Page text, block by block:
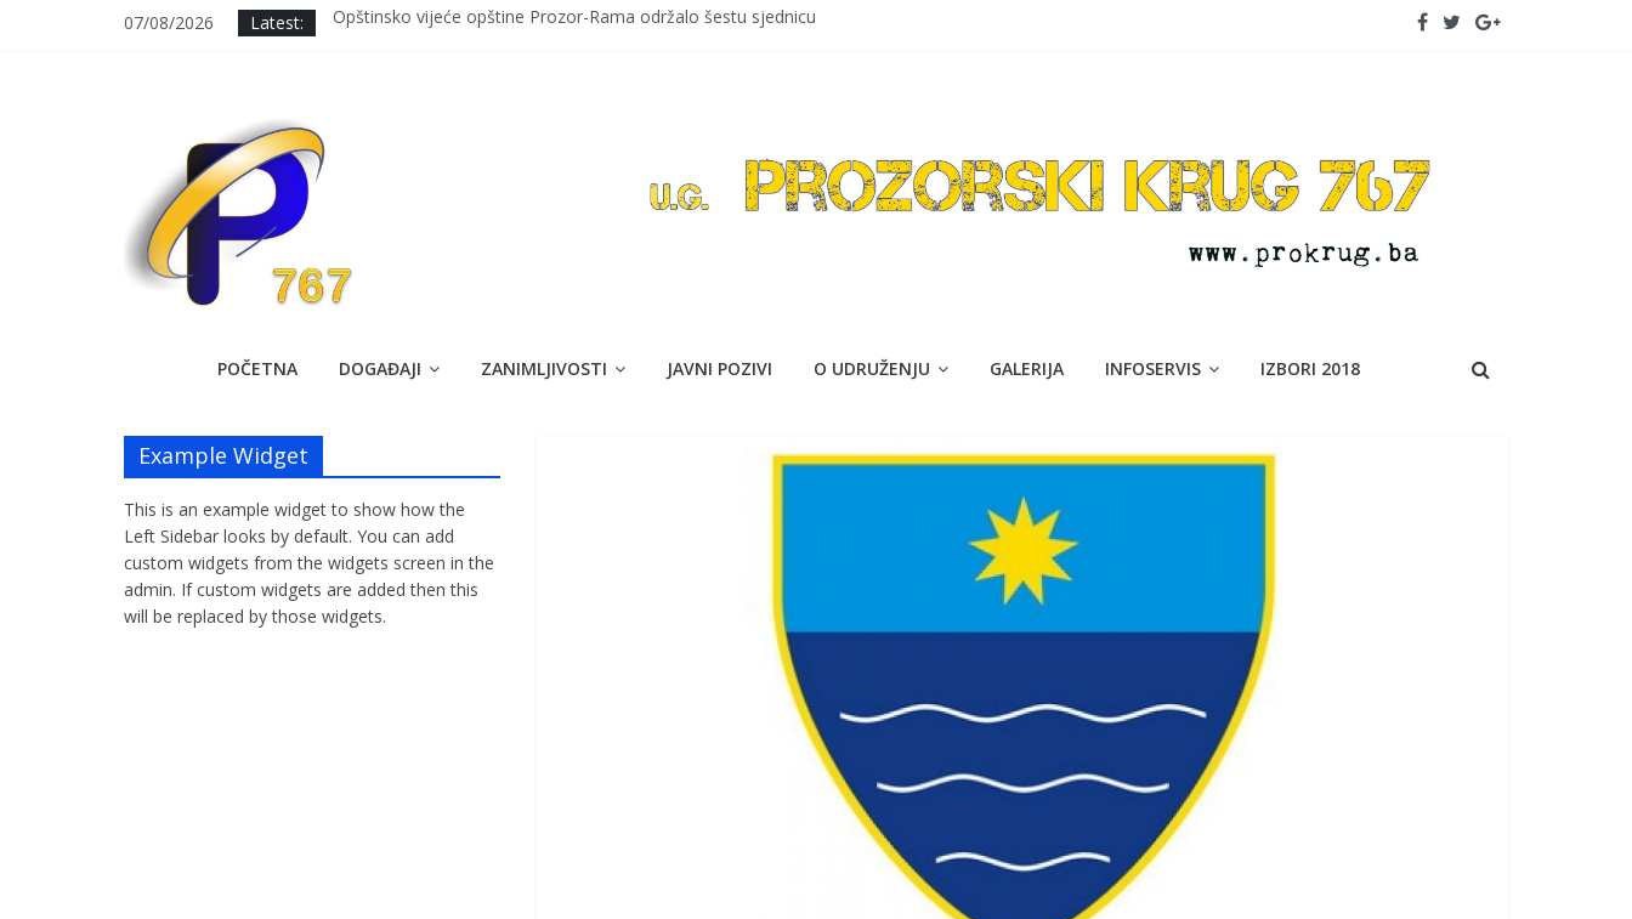
07/08/2026 Latest:
Opštinsko vijeće opštine Prozor-Rama održalo šestu sjednicu
Prozorski
Krug
767
Službena
web
stranica
POČETNA DOGAĐAJI ZANIMLJIVOSTI JAVNI POZIVI O UDRUŽENJU GALERIJA INFOSERVIS IZBORI 2018
Example Widget
This is an example widget to show how the
Left Sidebar looks by default. You can add
custom widgets from the widgets screen in the
admin. If custom widgets are added then this
will be replaced by those widgets.